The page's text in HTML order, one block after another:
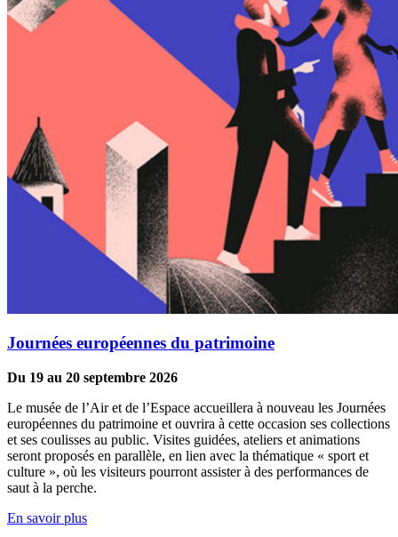
Journées européennes du patrimoine
Du 19 au 20 septembre 2026
Le musée de l’Air et de l’Espace accueillera à nouveau les Journées
européennes du patrimoine et ouvrira à cette occasion ses collections
et ses coulisses au public. Visites guidées, ateliers et animations
seront proposés en parallèle, en lien avec la thématique « sport et
culture », où les visiteurs pourront assister à des performances de
saut à la perche.
En savoir plus